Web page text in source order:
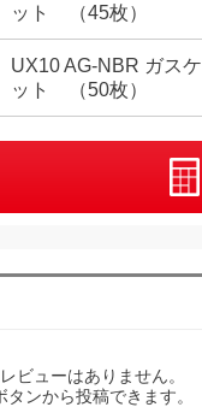
ット （45枚）
UX10 AG-NBR ガスケ
ット （50枚）
ビューはありません。
ンから投稿できます。